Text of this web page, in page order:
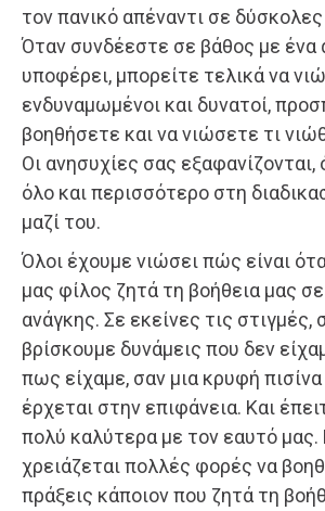
τον πανικό απέναντι σε
Όταν συνδέεστε σε βάθος με ένα
υποφέρει, μπορείτε τελικά να
ενδυναμωμένοι και δυνατοί,
βοηθήσετε και να νιώσετε τι
Οι ανησυχίες σας εξαφανίζονται,
όλο και περισσότερο στη
μαζί του.
Όλοι έχουμε νιώσει πώς είναι
μας φίλος ζητά τη βοήθεια μας
ανάγκης. Σε εκείνες τις
βρίσκουμε δυνάμεις που δεν
πως είχαμε, σαν μια κρυφή
έρχεται στην επιφάνεια. Και
πολύ καλύτερα με τον εαυτό μας.
χρειάζεται πολλές φορές να
πράξεις κάποιον που ζητά τη